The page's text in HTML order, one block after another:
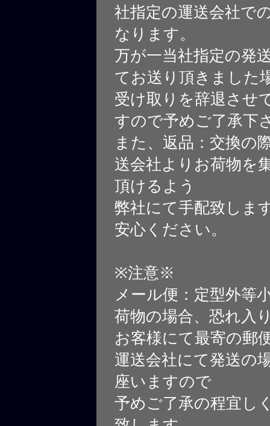
社指定の運送会社で
なります。
万が一当社指定の発
てお送り頂きました
受け取りを辞退させ
すので予めご了承下
また、返品：交換の
送会社よりお荷物を
頂けるよう
弊社にて手配致しま
安心ください。
※注意※
メール便：定型外等
荷物の場合、恐れ入
お客様にて最寄の郵
運送会社にて発送の
座いますので
予めご了承の程宜し